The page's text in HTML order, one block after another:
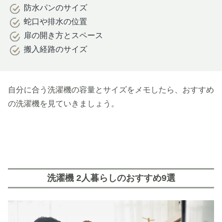
防水パンのサイズ
蛇口や排水の位置
扉の開き方とスペース
搬入経路のサイズ
自分に合う洗濯機の容量とサイズをメモしたら、おすすめ
の洗濯機を見ていきましょう。
洗濯機 2人暮らしのおすすめ9選